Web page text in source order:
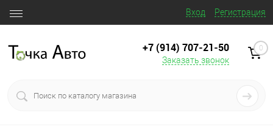
Вход Регистрация
+7 (914) 707‒21‒50
Заказать звонок
0